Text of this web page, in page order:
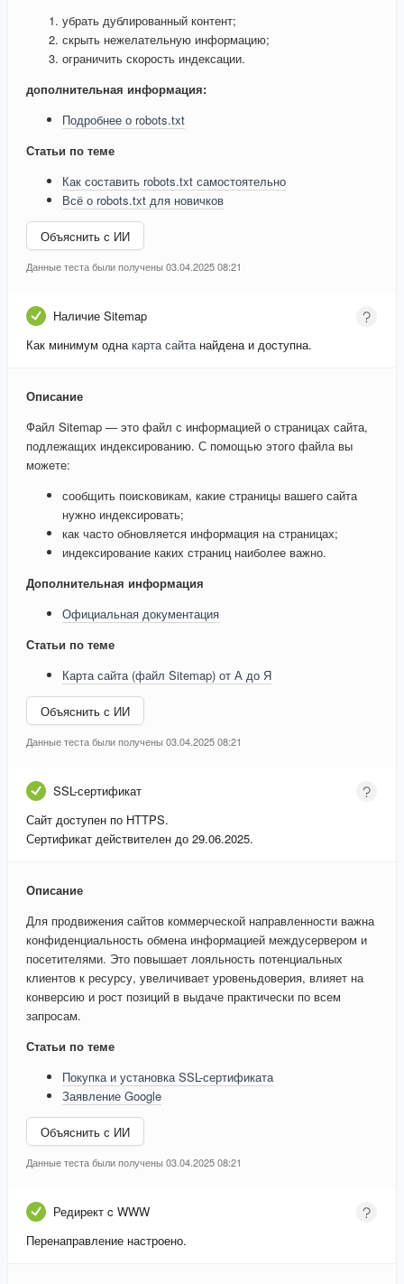
убрать дублированный контент;
скрыть нежелательную информацию;
ограничить скорость индексации.
дополнительная информация:
Подробнее о robots.txt
Статьи по теме
Как составить robots.txt самостоятельно
Всё о robots.txt для новичков
Объяснить с ИИ
Данные теста были получены 03.04.2025 08:21
Наличие Sitemap
Как минимум однакарта сайтанайдена и доступна.
Описание
Файл Sitemap — это файл с информацией о страницах сайта,
подлежащих индексированию. С помощью этого файла вы
можете:
сообщить поисковикам, какие страницы вашего сайта
нужно индексировать;
как часто обновляется информация на страницах;
индексирование каких страниц наиболее важно.
Дополнительная информация
Официальная документация
Статьи по теме
Карта сайта (файл Sitemap) от А до Я
Объяснить с ИИ
Данные теста были получены 03.04.2025 08:21
SSL-сертификат
Сайт доступен по HTTPS.
Сертификат действителен до 29.06.2025.
Описание
Для продвижения сайтов коммерческой направленности важна
конфиденциальность обмена информацией междусервером и
посетителями. Это повышает лояльность потенциальных
клиентов к ресурсу, увеличивает уровеньдоверия, влияет на
конверсию и рост позиций в выдаче практически по всем
запросам.
Статьи по теме
Покупка и установка SSL-сертификата
Заявление Google
Объяснить с ИИ
Данные теста были получены 03.04.2025 08:21
Редирект c WWW
Перенаправление настроено.